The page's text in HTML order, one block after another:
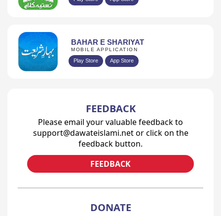
BAHAR E SHARIYAT
MOBILE APPLICATION
Play Store App Store
FEEDBACK
Please email your valuable feedback to
support@dawateislami.net or click on the
feedback button.
FEEDBACK
DONATE